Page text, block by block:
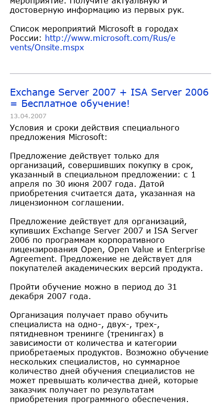
достоверную информацию из первых рук.
Список мероприятий Microsoft в городах
России: http://www.microsoft.com/Rus/e
vents/Onsite.mspx
Exchange Server 2007 + ISA Server 2006
= Бесплатное обучение!
13.04.2007
Условия и сроки действия специального
предложения Microsoft:
Предложение действует только для
организаций, совершивших покупку в срок,
указанный в специальном предложении: с 1
апреля по 30 июня 2007 года. Датой
приобретения считается дата, указанная на
лицензионном соглашении.
Предложение действует для организаций,
купивших Exchange Server 2007 и ISA Server
2006 по программам корпоративного
лицензирования Open, Open Value и Enterprise
Agreement. Предложение не действует для
покупателей академических версий продукта.
Пройти обучение можно в период до 31
декабря 2007 года.
Организация получает право обучить
специалиста на одно-, двух-, трех-,
пятидневном тренинге (тренингах) в
зависимости от количества и категории
приобретаемых продуктов. Возможно обучение
нескольких специалистов, но суммарное
количество дней обучения специалистов не
может превышать количества дней, которые
заказчик получает по результатам
приобретения программного обеспечения.